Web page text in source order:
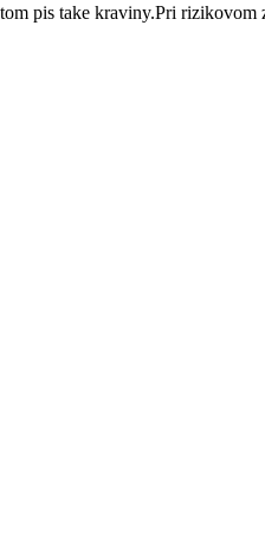
pis take kraviny.Pri